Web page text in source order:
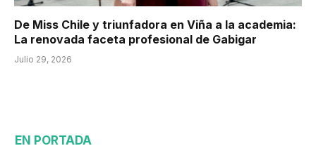
De Miss Chile y triunfadora en Viña a la academia:
La renovada faceta profesional de Gabigar
Julio 29, 2026
EN PORTADA